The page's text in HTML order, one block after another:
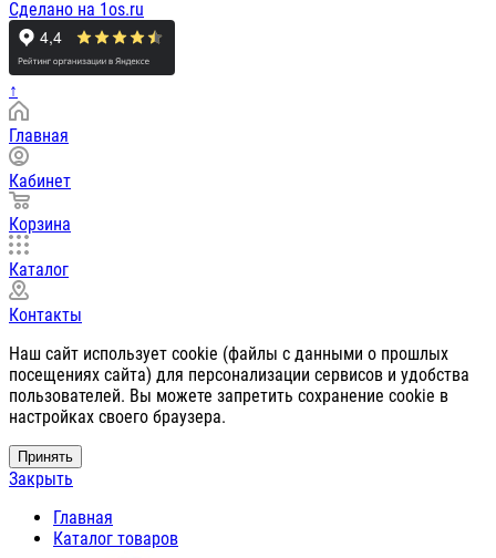
Сделано на 1os.ru
↑
Главная
Кабинет
Корзина
Каталог
Контакты
Наш сайт использует cookie (файлы с данными о прошлых
посещениях сайта) для персонализации сервисов и удобства
пользователей. Вы можете запретить сохранение cookie в
настройках своего браузера.
Принять
Закрыть
Главная
Каталог товаров